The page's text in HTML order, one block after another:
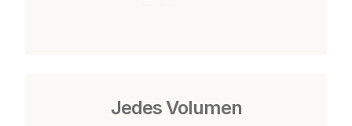
Jedes Volumen